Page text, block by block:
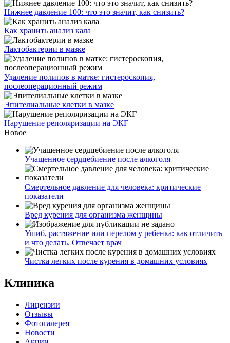
Нижнее давление 100: что это значит, как снизить?
Как хранить анализ кала
Лактобактерии в мазке
Удаление полипов в матке: гистероскопия,
послеоперационный режим
Эпителиальные клетки в мазке
Нарушение реполяризации на ЭКГ
Новое
Учащенное сердцебиение после алкоголя
Смертельное давление для человека: критические
показатели
Вред курения для организма женщины
Ушиб, растяжение или перелом у ребенка: как отличить
и что делать. Отвечает врач
Чистка легких после курения в домашних условиях
Клиника
Лицензии
Отзывы
Фотогалерея
Новости